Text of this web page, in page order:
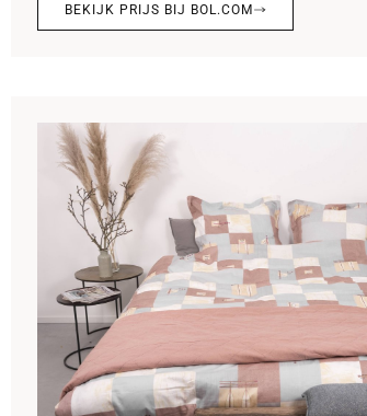
BEKIJK PRIJS BIJ BOL.COM